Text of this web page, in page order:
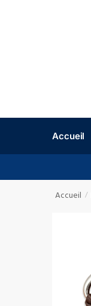
Accueil
Accueil /